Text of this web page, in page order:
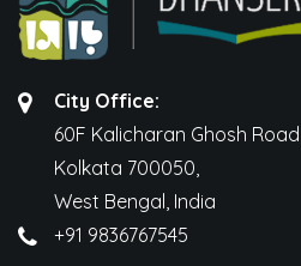
City Office:
60F Kalicharan Ghosh Road,
Kolkata 700050,
West Bengal, India
+91 9836767545